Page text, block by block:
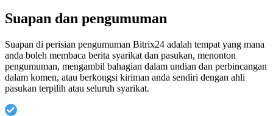
Suapan dan pengumuman
Suapan di perisian pengumuman Bitrix24 adalah tempat yang mana
anda boleh membaca berita syarikat dan pasukan, menonton
pengumuman, mengambil bahagian dalam undian dan perbincangan
dalam komen, atau berkongsi kiriman anda sendiri dengan ahli
pasukan terpilih atau seluruh syarikat.